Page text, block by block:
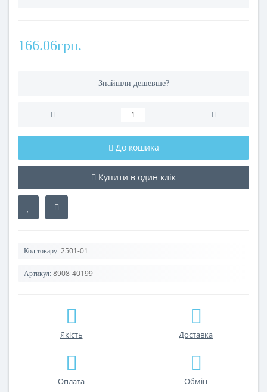
166.06грн.
Знайшли дешевше?
До кошика
Купити в один клік
Код товару: 2501-01
Артикул: 8908-40199
Якість Доставка
Оплата Обмін